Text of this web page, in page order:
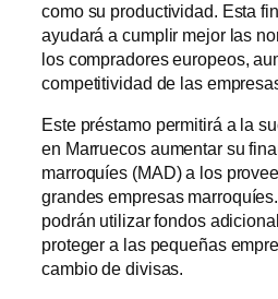
como su productividad. Esta
ayudará a cumplir mejor las
los compradores europeos,
competitividad de las
Este préstamo permitirá a la
en Marruecos aumentar su
marroquíes (MAD) a los
grandes empresas
podrán utilizar fondos
proteger a las pequeñas
cambio de divisas.